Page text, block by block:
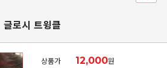
글로시 트윙클
상품가 12,000원